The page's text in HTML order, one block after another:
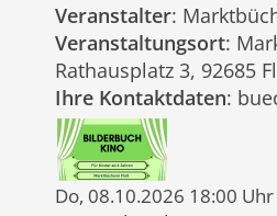
Veranstalter:
Veranstaltungsort:
Rathausplatz 3, 92685
Ihre Kontaktdaten:
Do, 08.10.2026 18:00 Uhr